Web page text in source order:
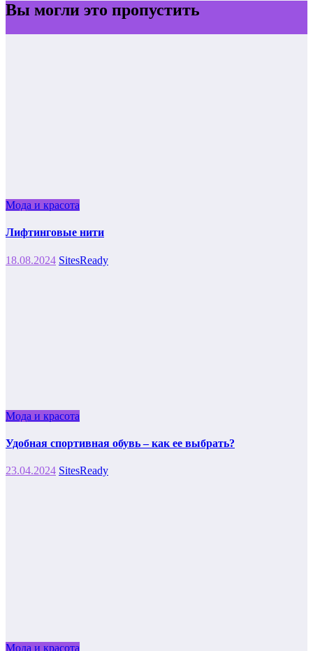
Вы могли это пропустить
Мода и красота
Лифтинговые нити
18.08.2024 SitesReady
Мода и красота
Удобная спортивная обувь – как ее выбрать?
23.04.2024 SitesReady
Мода и красота